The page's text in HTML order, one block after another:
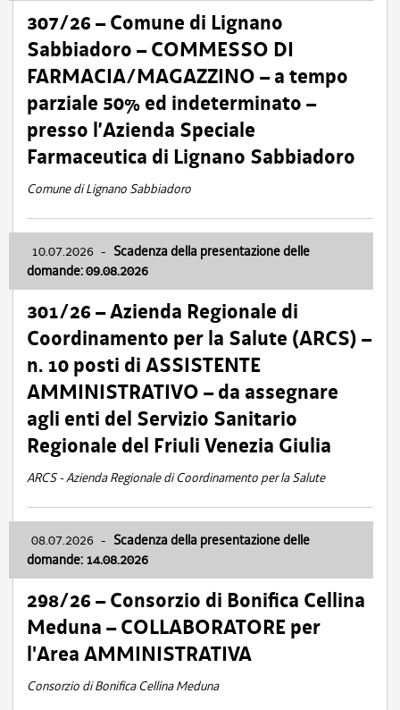
307/26 – Comune di Lignano
Sabbiadoro – COMMESSO DI
FARMACIA/MAGAZZINO – a tempo
parziale 50% ed indeterminato –
presso l’Azienda Speciale
Farmaceutica di Lignano Sabbiadoro
Comune di Lignano Sabbiadoro
10.07.2026 - Scadenza della presentazione delle
domande: 09.08.2026
301/26 – Azienda Regionale di
Coordinamento per la Salute (ARCS) –
n. 10 posti di ASSISTENTE
AMMINISTRATIVO – da assegnare
agli enti del Servizio Sanitario
Regionale del Friuli Venezia Giulia
ARCS - Azienda Regionale di Coordinamento per la Salute
08.07.2026 - Scadenza della presentazione delle
domande: 14.08.2026
298/26 – Consorzio di Bonifica Cellina
Meduna – COLLABORATORE per
l'Area AMMINISTRATIVA
Consorzio di Bonifica Cellina Meduna